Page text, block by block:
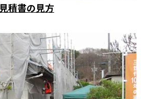
見積書の見方